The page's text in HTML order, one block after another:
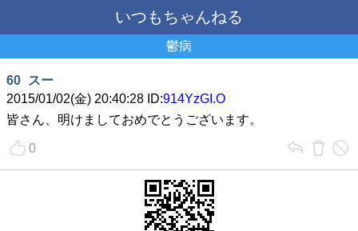
いつもちゃんねる
鬱病
60
スー
2015/01/02(金) 20:40:28 ID:914YzGI.O
皆さん、明けましておめでとうございます。
0